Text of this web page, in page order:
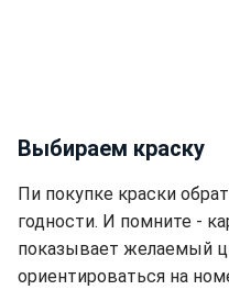
Выбираем краску
Пи покупке краски
годности. И помните -
показывает желаемый
ориентироваться на